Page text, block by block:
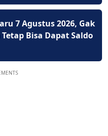
7 Agustus 2026, Gak
Bisa Dapat Saldo